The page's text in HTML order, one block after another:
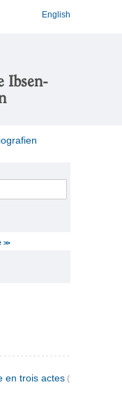
English
Ibsen-
>>
en trois actes (fransk)